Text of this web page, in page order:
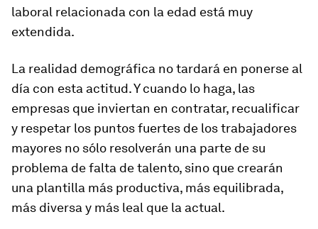
laboral relacionada con la edad está muy
extendida.
La realidad demográfica no tardará en ponerse al
día con esta actitud. Y cuando lo haga, las
empresas que inviertan en contratar, recualificar
y respetar los puntos fuertes de los trabajadores
mayores no sólo resolverán una parte de su
problema de falta de talento, sino que crearán
una plantilla más productiva, más equilibrada,
más diversa y más leal que la actual.